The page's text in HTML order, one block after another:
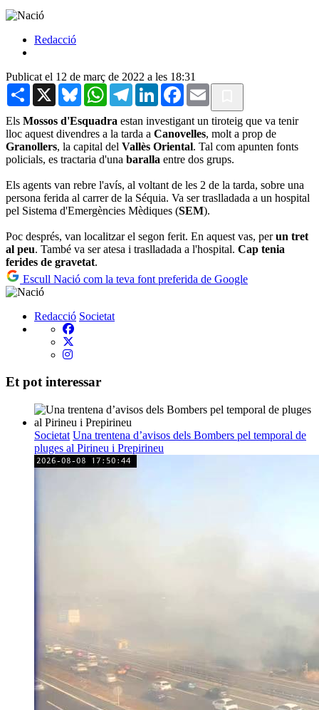
Redacció
Publicat el 12 de març de 2022 a les 18:31
Share X BlueskyWhatsAppTelegramLinkedInFacebook
Email
Els Mossos d'Esquadra estan investigant un tiroteig que va tenir
lloc aquest divendres a la tarda a Canovelles, molt a prop de
Granollers, la capital del Vallès Oriental. Tal com apunten fonts
policials, es tractaria d'una baralla entre dos grups.
Els agents van rebre l'avís, al voltant de les 2 de la tarda, sobre una
persona ferida al carrer de la Séquia. Va ser traslladada a un hospital
pel Sistema d'Emergències Mèdiques (SEM).
Poc després, van localitzar el segon ferit. En aquest vas, perun tret
al peu. També va ser atesa i traslladada a l'hospital. Cap tenia
ferides de gravetat.
Escull Nació com la teva font preferida de Google
Redacció Societat
Et pot interessar
Societat Una trentena d’avisos dels Bombers pel temporal de
pluges al Pirineu i Prepirineu